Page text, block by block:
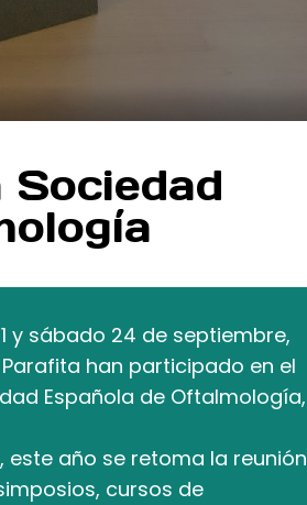
Sociedad
y sábado 24 de septiembre,
han participado en el
Española de Oftalmología,
este año se retoma la reunión
cursos de